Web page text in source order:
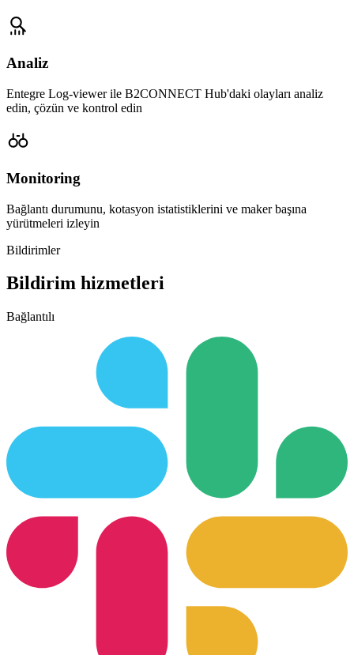
Analiz
Entegre Log-viewer ile B2CONNECT Hub'daki olayları analiz
edin, çözün ve kontrol edin
Monitoring
Bağlantı durumunu, kotasyon istatistiklerini ve maker başına
yürütmeleri izleyin
Bildirimler
Bildirim hizmetleri
Bağlantılı